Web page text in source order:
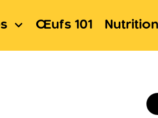
Œufs 101 Nutrition